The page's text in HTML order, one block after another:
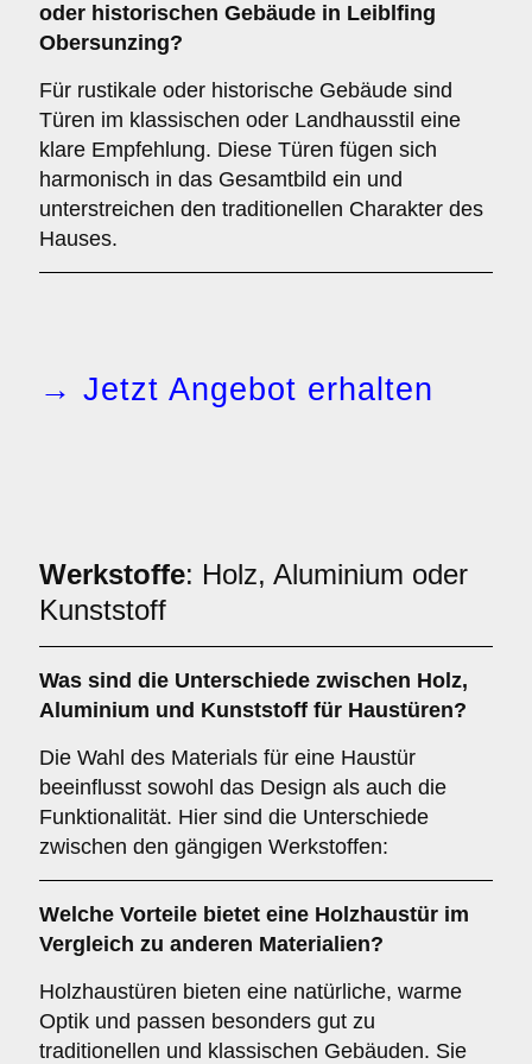
oder historischen Gebäude in Leiblfing
Obersunzing?
Für rustikale oder historische Gebäude sind
Türen im klassischen oder Landhausstil eine
klare Empfehlung. Diese Türen fügen sich
harmonisch in das Gesamtbild ein und
unterstreichen den traditionellen Charakter des
Hauses.
→ Jetzt Angebot erhalten
Werkstoffe: Holz, Aluminium oder
Kunststoff
Was sind die Unterschiede zwischen Holz,
Aluminium und Kunststoff für Haustüren?
Die Wahl des Materials für eine Haustür
beeinflusst sowohl das Design als auch die
Funktionalität. Hier sind die Unterschiede
zwischen den gängigen Werkstoffen:
Welche Vorteile bietet eine Holzhaustür im
Vergleich zu anderen Materialien?
Holzhaustüren bieten eine natürliche, warme
Optik und passen besonders gut zu
traditionellen und klassischen Gebäuden. Sie